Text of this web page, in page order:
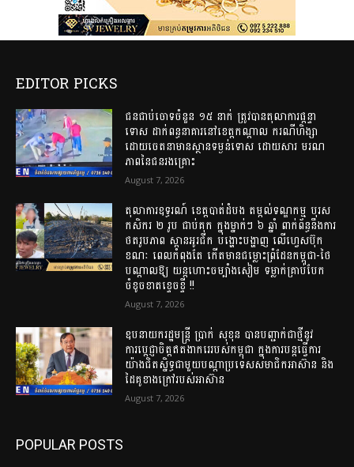
EDITOR PICKS
ជនជាប់ចោទចំនួន ១៥ នាក់ ត្រូវបានតុលាការផ្តន្ទា
ទោស ដាក់ពន្ធនាគារនៅខេត្តកណ្តាល ករណីហិង្សា
ដោយចេតនាមានស្ថានទម្ងន់ទោស ដោយសារ មរណ
ភាពនៃជនរងគ្រោះ
August 7, 2026
តុលាការឧទ្ធរណ៍ ខេត្តបាត់ដំបង តម្កល់ទណ្ឌកម្ម បុរស
កសិករ ២ រូប ជាប់គុក ក្នុងម្នាក់ៗ ៦ ឆ្នាំ ពាក់ព័ន្ធនឹងការ
ថតរូបភាព ស្ពានអូរជីក បង្ហោះបង្ហាញ លើហ្វេសប៊ុក
ខណៈ ពេលកំពុងតែ កើតមានជម្លោះព្រំដែនកម្ពុជា-ថៃ
បណ្តាលឱ្យ យន្តហោះចម្បាំងសៀម ទម្លាក់គ្រាប់បែក
ចំខូចខាតខ្ទេចខ្ទី !!
August 7, 2026
ឧបនាយករដ្ឋមន្ត្រី ប្រាក់ សុខុន បានបញ្ជាក់ជាថ្មីនូវ
ការប្តេជ្ញាចិត្តឥតងាករេរបស់កម្ពុជា ក្នុងការបន្តធ្វើការ
យ៉ាងជិតស្និទ្ធជាមួយបណ្ដាប្រទេសសមាជិកអាស៊ាន និង
ដៃគូខាងក្រៅរបស់អាស៊ាន
August 7, 2026
POPULAR POSTS